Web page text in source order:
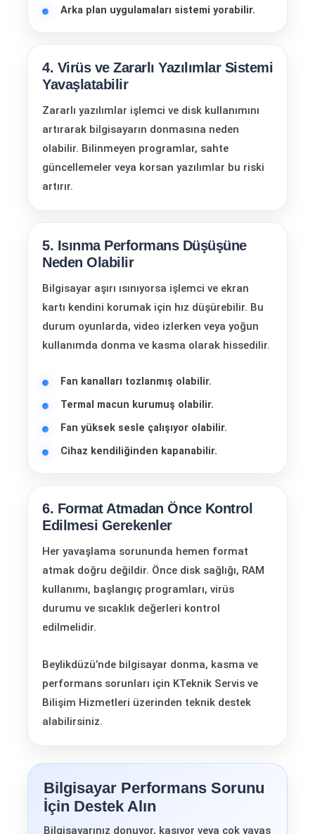
Arka plan uygulamaları sistemi yorabilir.
4. Virüs ve Zararlı Yazılımlar Sistemi
Yavaşlatabilir
Zararlı yazılımlar işlemci ve disk kullanımını
artırarak bilgisayarın donmasına neden
olabilir. Bilinmeyen programlar, sahte
güncellemeler veya korsan yazılımlar bu riski
artırır.
5. Isınma Performans Düşüşüne
Neden Olabilir
Bilgisayar aşırı ısınıyorsa işlemci ve ekran
kartı kendini korumak için hız düşürebilir. Bu
durum oyunlarda, video izlerken veya yoğun
kullanımda donma ve kasma olarak hissedilir.
Fan kanalları tozlanmış olabilir.
Termal macun kurumuş olabilir.
Fan yüksek sesle çalışıyor olabilir.
Cihaz kendiliğinden kapanabilir.
6. Format Atmadan Önce Kontrol
Edilmesi Gerekenler
Her yavaşlama sorununda hemen format
atmak doğru değildir. Önce disk sağlığı, RAM
kullanımı, başlangıç programları, virüs
durumu ve sıcaklık değerleri kontrol
edilmelidir.
Beylikdüzü’nde bilgisayar donma, kasma ve
performans sorunları için KTeknik Servis ve
Bilişim Hizmetleri üzerinden teknik destek
alabilirsiniz.
Bilgisayar Performans Sorunu
İçin Destek Alın
Bilgisayarınız donuyor, kasıyor veya çok yavaş